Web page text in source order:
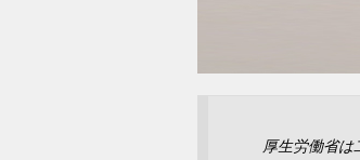
厚生労働省